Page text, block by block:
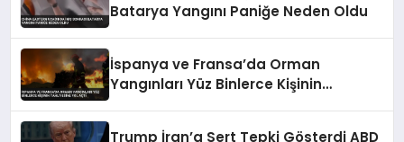
Batarya Yangını Paniğe Neden Oldu
İspanya ve Fransa’da Orman
Yangınları Yüz Binlerce Kişinin
Trump İran’a Sert Tepki Gösterdi ABD